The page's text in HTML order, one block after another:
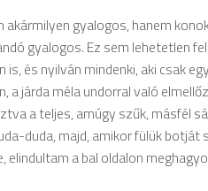
akármilyen gyalogos, hanem
gyalogos. Ez sem lehetetlen
és nyilván mindenki, aki csak
a járda méla undorral való
a teljes, amúgy szűk, másfél
duda, majd, amikor fülük botját
elindultam a bal oldalon